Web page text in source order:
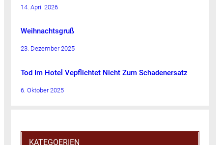
14. April 2026
Weihnachtsgruß
23. Dezember 2025
Tod Im Hotel Vepflichtet Nicht Zum Schadenersatz
6. Oktober 2025
KATEGOERIEN